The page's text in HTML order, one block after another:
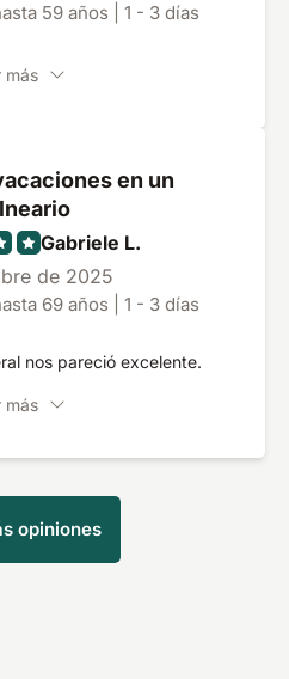
59 años | 1 - 3 días
más
en un
Gabriele L.
de 2025
69 años | 1 - 3 días
nos pareció excelente.
más
opiniones